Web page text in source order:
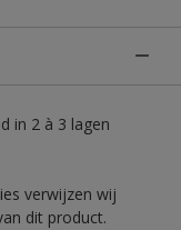
in 2 à 3 lagen
verwijzen wij
dit product.